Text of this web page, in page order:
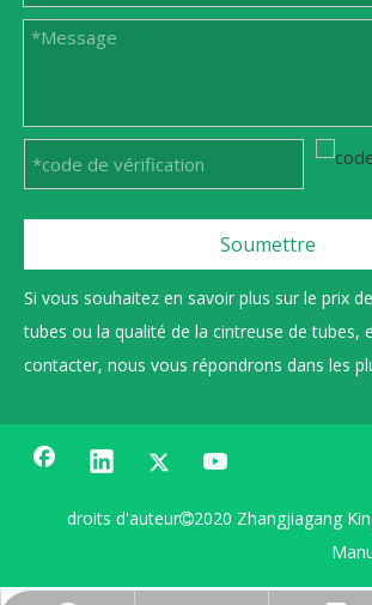
Soumettre
Si vous souhaitez en savoir plus sur le prix
tubes ou la qualité de la cintreuse de tubes,
contacter, nous vous répondrons dans les
droits d'auteur2020 Zhangjiagang